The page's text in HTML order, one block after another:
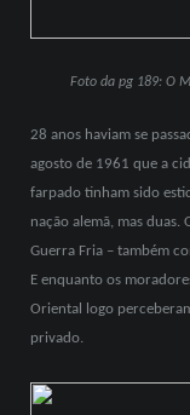
Foto da pg 189: O
28 anos haviam se
agosto de 1961 que a
farpado tinham sido
nação alemã, mas
Guerra Fria – também
E enquanto os
Oriental logo
privado.